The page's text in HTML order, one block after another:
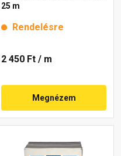
25 m
Rendelésre
2 450 Ft / m
Megnézem